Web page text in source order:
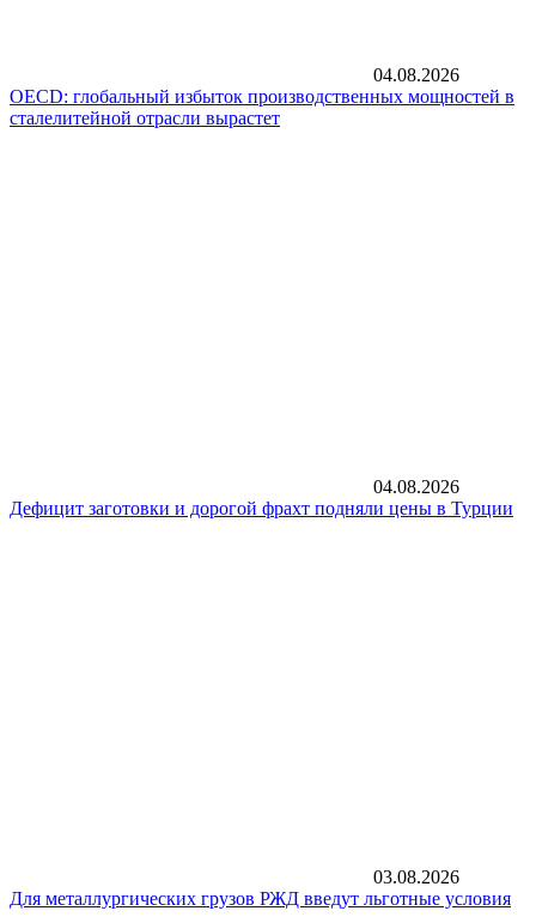
04.08.2026
OECD: глобальный избыток производственных мощностей в
сталелитейной отрасли вырастет
04.08.2026
Дефицит заготовки и дорогой фрахт подняли цены в Турции
03.08.2026
Для металлургических грузов РЖД введут льготные условия